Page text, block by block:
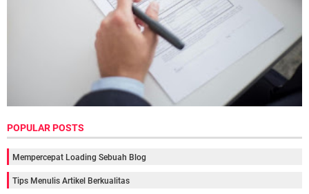
POPULAR POSTS
Mempercepat Loading Sebuah Blog
Tips Menulis Artikel Berkualitas